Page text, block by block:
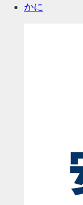
かに